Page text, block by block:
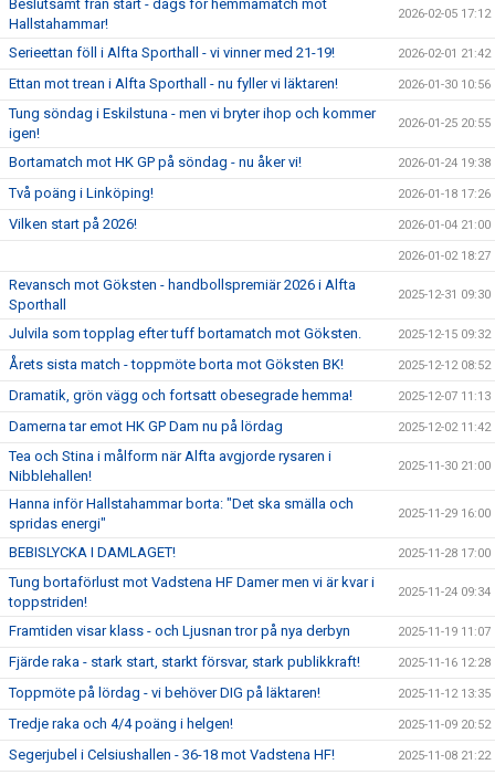
Beslutsamt från start - dags för hemmamatch mot
Hallstahammar!
2026-02-05 17:12
Serieettan föll i Alfta Sporthall - vi vinner med 21-19! 2026-02-01 21:42
Ettan mot trean i Alfta Sporthall - nu fyller vi läktaren! 2026-01-30 10:56
Tung söndag i Eskilstuna - men vi bryter ihop och kommer
igen!
2026-01-25 20:55
Bortamatch mot HK GP på söndag - nu åker vi! 2026-01-24 19:38
Två poäng i Linköping! 2026-01-18 17:26
Vilken start på 2026! 2026-01-04 21:00
2026-01-02 18:27
Revansch mot Göksten - handbollspremiär 2026 i Alfta
Sporthall
2025-12-31 09:30
Julvila som topplag efter tuff bortamatch mot Göksten. 2025-12-15 09:32
Årets sista match - toppmöte borta mot Göksten BK! 2025-12-12 08:52
Dramatik, grön vägg och fortsatt obesegrade hemma! 2025-12-07 11:13
Damerna tar emot HK GP Dam nu på lördag 2025-12-02 11:42
Tea och Stina i målform när Alfta avgjorde rysaren i
Nibblehallen!
2025-11-30 21:00
Hanna inför Hallstahammar borta: "Det ska smälla och
spridas energi"
2025-11-29 16:00
BEBISLYCKA I DAMLAGET! 2025-11-28 17:00
Tung bortaförlust mot Vadstena HF Damer men vi är kvar i
toppstriden!
2025-11-24 09:34
Framtiden visar klass - och Ljusnan tror på nya derbyn 2025-11-19 11:07
Fjärde raka - stark start, starkt försvar, stark publikkraft! 2025-11-16 12:28
Toppmöte på lördag - vi behöver DIG på läktaren! 2025-11-12 13:35
Tredje raka och 4/4 poäng i helgen! 2025-11-09 20:52
Segerjubel i Celsiushallen - 36-18 mot Vadstena HF! 2025-11-08 21:22